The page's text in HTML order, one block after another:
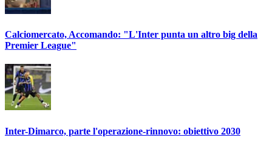
Calciomercato, Accomando: "L'Inter punta un altro big della
Premier League"
Inter-Dimarco, parte l'operazione-rinnovo: obiettivo 2030